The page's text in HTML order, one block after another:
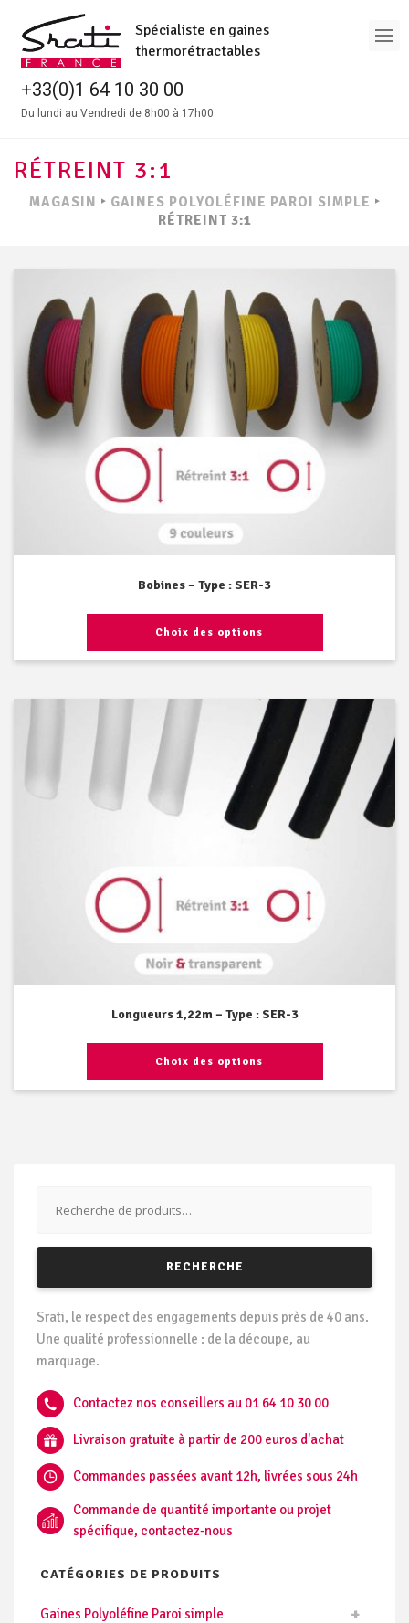
Spécialiste en gaines
thermorétractables
+33(0)1 64 10 30 00
Du lundi au Vendredi de 8h00 à 17h00
RÉTREINT 3:1
MAGASIN ‣ GAINES POLYOLÉFINE PAROI SIMPLE ‣
RÉTREINT 3:1
Bobines – Type : SER-3
Choix des options
Longueurs 1,22m – Type : SER-3
Choix des options
pour :
RECHERCHE
Srati, le respect des engagements depuis près de 40 ans.
Une qualité professionnelle : de la découpe, au
marquage.
Contactez nos conseillers au 01 64 10 30 00
Livraison gratuite à partir de 200 euros d'achat
Commandes passées avant 12h, livrées sous 24h
Commande de quantité importante ou projet
spécifique, contactez-nous
CATÉGORIES DE PRODUITS
Gaines Polyoléfine Paroi simple